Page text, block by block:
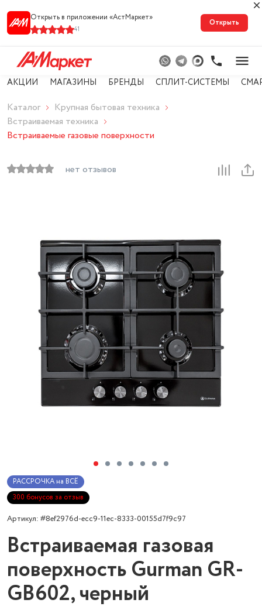
Открыть в приложении «АстМарке‪т‬»
41
Открыть
АКЦИИ МАГАЗИНЫ БРЕНДЫ СПЛИТ-СИСТЕМЫ
Каталог
Крупная бытовая техника
Встраиваемая техника
Встраиваемые газовые поверхности
нет отзывов
РАССРОЧКА на ВСЁ
300 бонусов за отзыв
Артикул: #8ef2976d-ecc9-11ec-8333-00155d7f9c97
Встраиваемая газовая
поверхность Gurman GR-
GB602, черный